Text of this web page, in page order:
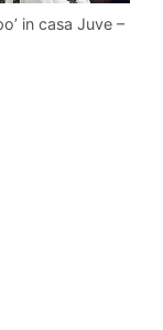
in casa Juve –